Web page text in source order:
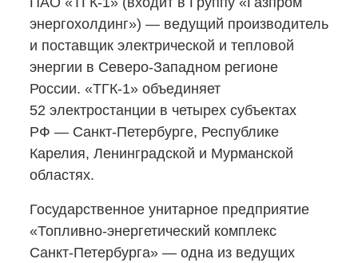
энергохолдинг») — ведущий производитель
и поставщик электрической и тепловой
энергии в Северо-Западном регионе
России. «ТГК-1» объединяет
52 электростанции в четырех субъектах
РФ — Санкт-Петербурге, Республике
Карелия, Ленинградской и Мурманской
областях.
Государственное унитарное предприятие
«Топливно-энергетический комплекс
Санкт-Петербурга» — одна из ведущих